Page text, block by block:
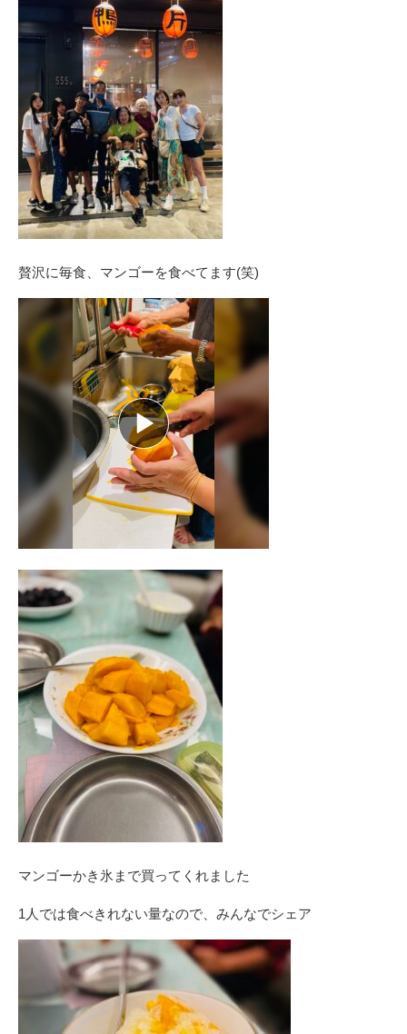
贅沢に毎食、マンゴーを食べてます(笑)
マンゴーかき氷まで買ってくれました
1人では食べきれない量なので、みんなでシェア